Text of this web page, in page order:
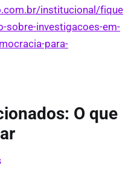
institucional/fique
sobre-investigacoes-em-
para-
O que